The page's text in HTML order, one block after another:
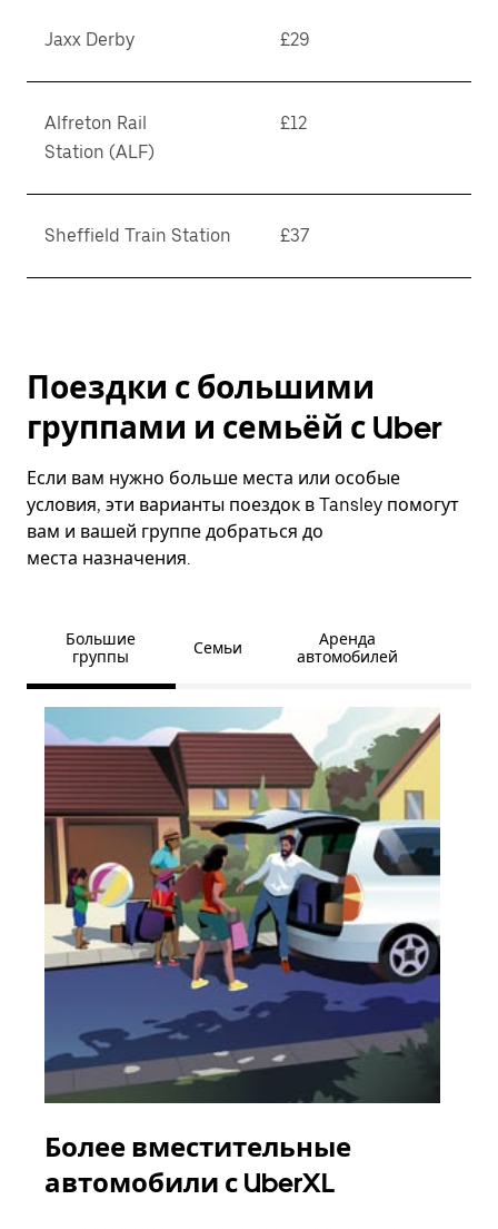
Jaxx Derby £29
Alfreton Rail
Station (ALF)
£12
Sheffield Train Station £37
Поездки с большими
группами и семьёй с Uber
Если вам нужно больше места или особые
условия, эти варианты поездок в Tansley помогут
вам и вашей группе добраться до
места назначения.
Большие
группы
Семьи
Аренда
автомобилей
Более вместительные
автомобили с UberXL